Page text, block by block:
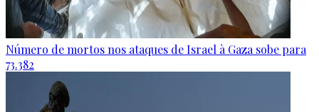
Número de mortos nos ataques de Israel à Gaza sobe para
73.382